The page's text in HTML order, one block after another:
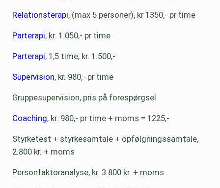
Relationsterapi, (max 5 personer), kr 1350,- pr time
Parterapi, kr. 1.050,- pr time
Parterapi, 1,5 time, kr. 1.500,-
Supervision, kr. 980,- pr time
Gruppesupervision, pris på forespørgsel
Coaching, kr. 980,- pr time + moms = 1225,-
Styrketest + styrkesamtale + opfølgningssamtale,
2.800 kr. + moms
Personfaktoranalyse, kr. 3.800 kr. + moms